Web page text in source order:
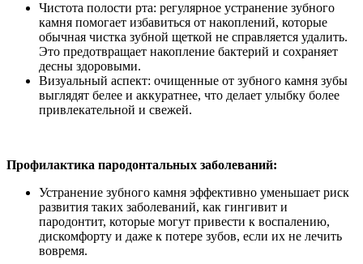
Чистота полости рта: регулярное устранение зубного
камня помогает избавиться от накоплений, которые
обычная чистка зубной щеткой не справляется удалить.
Это предотвращает накопление бактерий и сохраняет
десны здоровыми.
Визуальный аспект: очищенные от зубного камня зубы
выглядят белее и аккуратнее, что делает улыбку более
привлекательной и свежей.
Профилактика пародонтальных заболеваний:
Устранение зубного камня эффективно уменьшает риск
развития таких заболеваний, как гингивит и
пародонтит, которые могут привести к воспалению,
дискомфорту и даже к потере зубов, если их не лечить
вовремя.